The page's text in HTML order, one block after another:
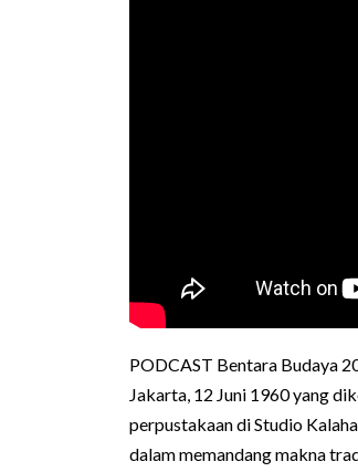
PODCAST Bentara Budaya
Jakarta, 12 Juni 1960 yang
perpustakaan di Studio
dalam memandang makna